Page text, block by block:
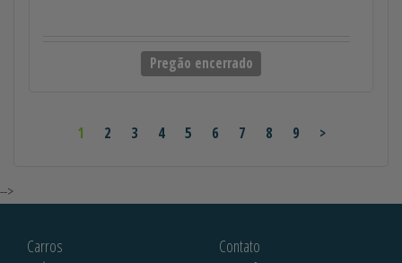
Pregão encerrado
1 2 3 4 5 6 7 8 9 >
-->
Carros
Contato